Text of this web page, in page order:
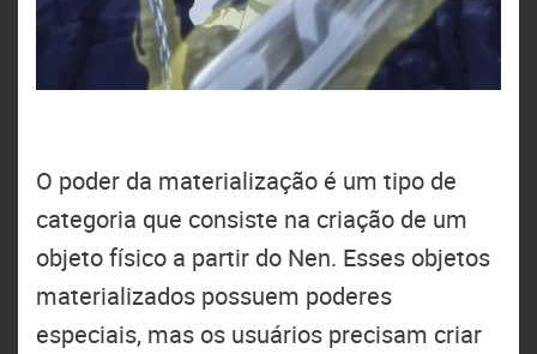
O poder da materialização é um tipo de
categoria que consiste na criação de um
objeto físico a partir do Nen. Esses objetos
materializados possuem poderes
especiais, mas os usuários precisam criar